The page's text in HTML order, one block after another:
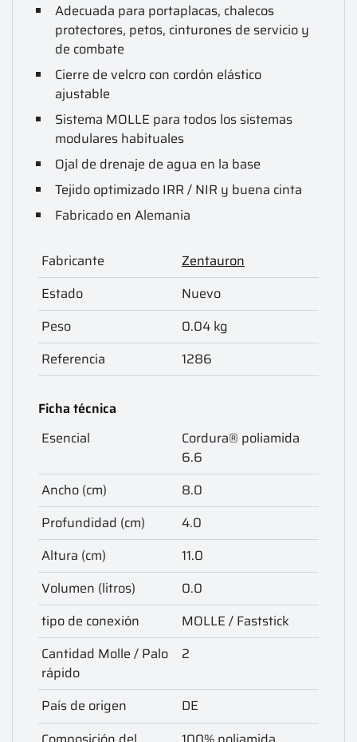
Adecuada para portaplacas, chalecos
protectores, petos, cinturones de servicio y
de combate
Cierre de velcro con cordón elástico
ajustable
Sistema MOLLE para todos los sistemas
modulares habituales
Ojal de drenaje de agua en la base
Tejido optimizado IRR / NIR y buena cinta
Fabricado en Alemania
Fabricante
Zentauron
Estado
Nuevo
Peso
0.04 kg
Referencia
1286
Ficha técnica
Esencial
Cordura® poliamida
6.6
Ancho (cm)
8.0
Profundidad (cm)
4.0
Altura (cm)
11.0
Volumen (litros)
0.0
tipo de conexión
MOLLE / Faststick
Cantidad Molle / Palo
rápido
2
País de origen
DE